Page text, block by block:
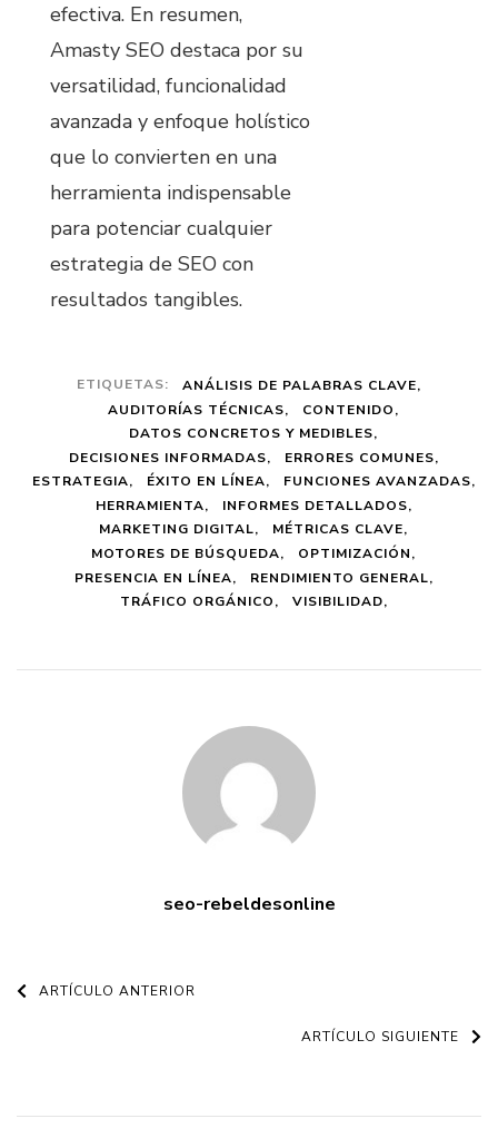
efectiva. En resumen,
Amasty SEO destaca por su
versatilidad, funcionalidad
avanzada y enfoque holístico
que lo convierten en una
herramienta indispensable
para potenciar cualquier
estrategia de SEO con
resultados tangibles.
ETIQUETAS:
ANÁLISIS DE PALABRAS CLAVE
AUDITORÍAS TÉCNICAS
CONTENIDO
DATOS CONCRETOS Y MEDIBLES
DECISIONES INFORMADAS
ERRORES COMUNES
ESTRATEGIA
ÉXITO EN LÍNEA
FUNCIONES AVANZADAS
HERRAMIENTA
INFORMES DETALLADOS
MARKETING DIGITAL
MÉTRICAS CLAVE
MOTORES DE BÚSQUEDA
OPTIMIZACIÓN
PRESENCIA EN LÍNEA
RENDIMIENTO GENERAL
TRÁFICO ORGÁNICO
VISIBILIDAD
seo-rebeldesonline
Navegación
ARTÍCULO ANTERIOR
ARTÍCULO SIGUIENTE